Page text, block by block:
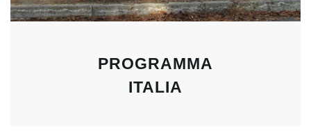
PROGRAMMA
ITALIA